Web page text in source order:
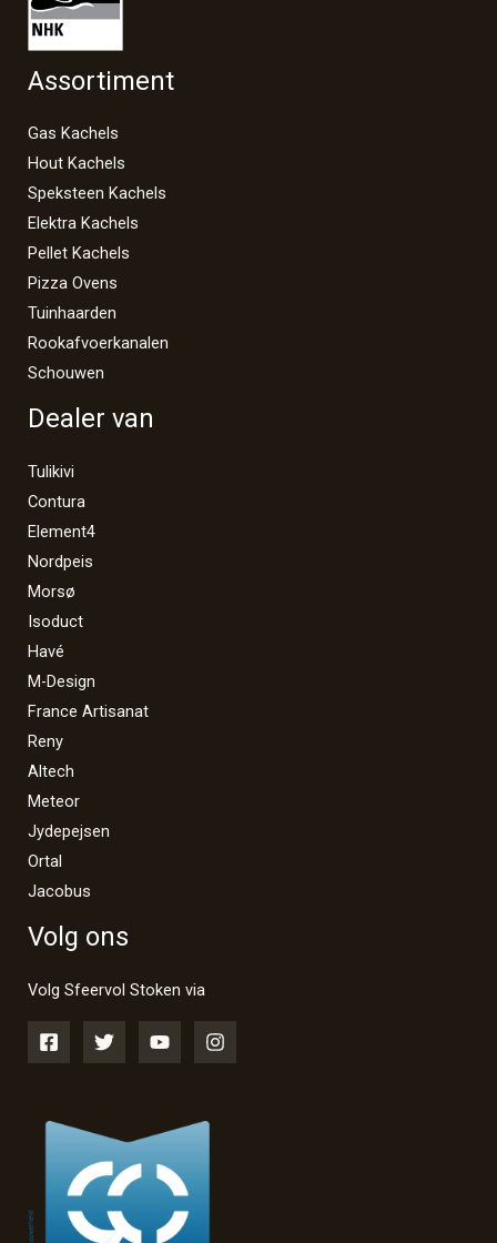
Assortiment
Gas Kachels
Hout Kachels
Speksteen Kachels
Elektra Kachels
Pellet Kachels
Pizza Ovens
Tuinhaarden
Rookafvoerkanalen
Schouwen
Dealer van
Tulikivi
Contura
Element4
Nordpeis
Morsø
Isoduct
Havé
M-Design
France Artisanat
Reny
Altech
Meteor
Jydepejsen
Ortal
Jacobus
Volg ons
Volg Sfeervol Stoken via